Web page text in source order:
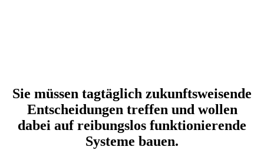
Sie müssen tagtäglich zukunftsweisende
Entscheidungen treffen und wollen
dabei auf reibungslos funktionierende
Systeme bauen.